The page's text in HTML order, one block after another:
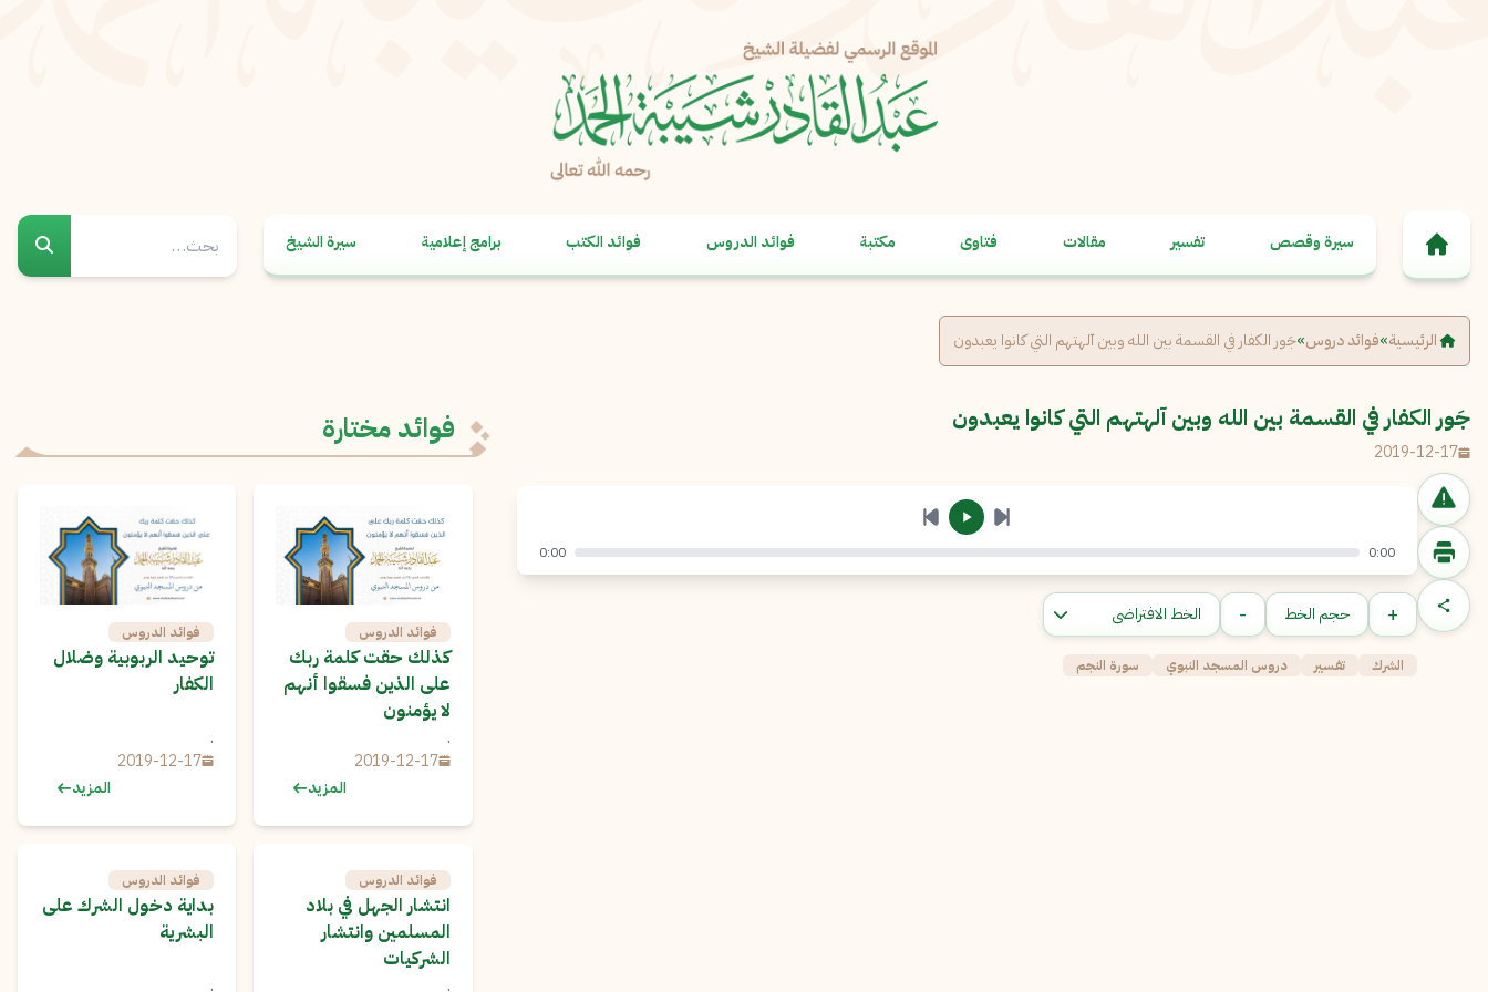
سيرة وقصص تفسير مقالات فتاوى مكتبة فوائد الدروس فوائد الكتب برامج إعلامية سيرة الشيخ
الرئيسية»فوائد دروس»جَور الكفار في القسمة بين الله وبين آلهتهم التي كانوا يعبدون
جَور الكفار في القسمة بين الله وبين آلهتهم التي كانوا يعبدون
2019-12-17
الإبلاغ عن مشكلة
البريد الإلكتروني*
الرسالة
إرسال
نسخ
0:00
0:00
+ حجم الخط -
الشرك تفسير دروس المسجد النبوي سورة النجم
فوائد مختارة
فوائد الدروس
كذلك حقت كلمة ربك
على الذين فسقوا أنهم
لا يؤمنون
.
2019-12-17
المزيد
فوائد الدروس
توحيد الربوبية وضلال
الكفار
.
2019-12-17
المزيد
فوائد الدروس
انتشار الجهل في بلاد
المسلمين وانتشار
الشركيات
.
فوائد الدروس
بداية دخول الشرك على
البشرية
.